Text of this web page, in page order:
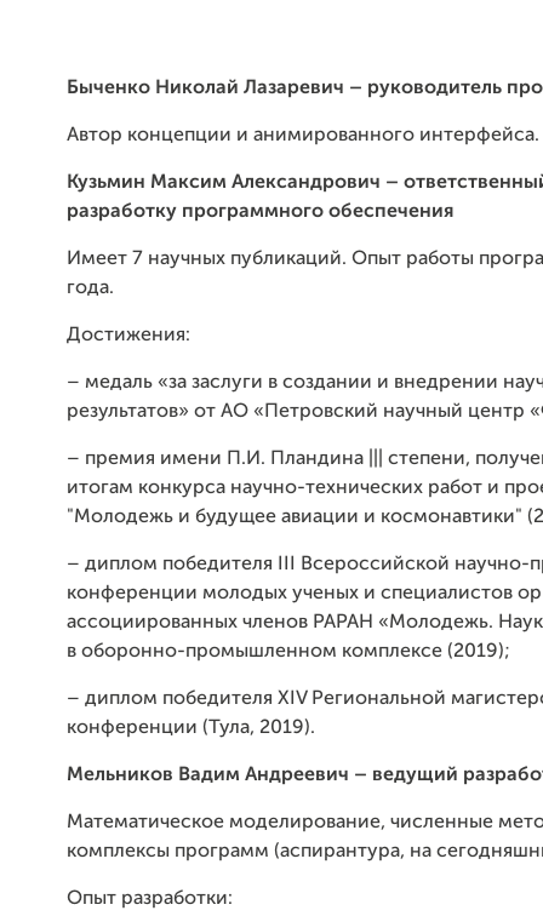
Быченко Николай Лазаревич – руководитель
Автор концепции и анимированного интерфейса.
Кузьмин Максим Александрович –
разработку программного обеспечения
Имеет 7 научных публикаций. Опыт работы
года.
Достижения:
– медаль «за заслуги в создании и внедрении
результатов» от АО «Петровский научный центр
– премия имени П.И. Пландина ||| степени,
итогам конкурса научно-технических работ и
"Молодежь и будущее авиации и космонавтики"
– диплом победителя III Всероссийской научно-
конференции молодых ученых и специалистов
ассоциированных членов РАРАН «Молодежь.
в оборонно-промышленном комплексе (2019);
– диплом победителя XIV Региональной
конференции (Тула, 2019).
Мельников Вадим Андреевич – ведущий
Математическое моделирование, численные
комплексы программ (аспирантура, на
Опыт разработки: